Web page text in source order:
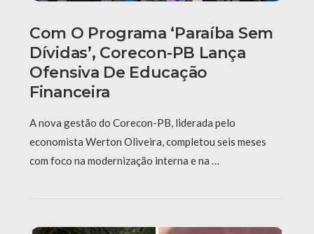
Com O Programa ‘Paraíba Sem
Dívidas’, Corecon-PB Lança
Ofensiva De Educação
Financeira
A nova gestão do Corecon-PB, liderada pelo
economista Werton Oliveira, completou seis meses
com foco na modernização interna e na …